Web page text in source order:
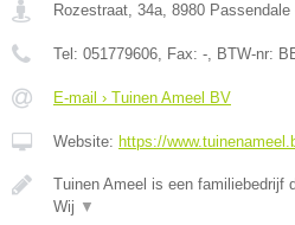
Rozestraat, 34a, 8980 Passendale
Tel: 051779606, Fax: -, BTW-nr:
E-mail › Tuinen Ameel BV
Website: https://
Tuinen Ameel is een familiebedrijf
Wij ▼